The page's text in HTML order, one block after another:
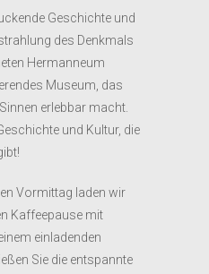
Geschichte und
des Denkmals
Hermanneum
Museum, das
erlebbar macht.
und Kultur, die
Vormittag laden wir
Kaffeepause mit
einladenden
Sie die entspannte